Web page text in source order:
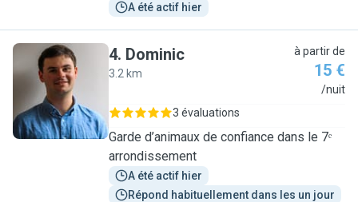
A été actif hier
D
4. Dominic
3.2 km
à partir de
15 €
/nuit
3 évaluations
Garde d’animaux de confiance dans le 7ᵉ
arrondissement
A été actif hier
Répond habituellement dans les un jour